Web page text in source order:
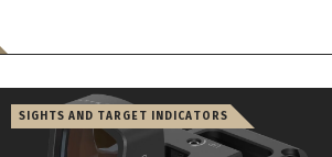
SIGHTS AND TARGET INDICATORS